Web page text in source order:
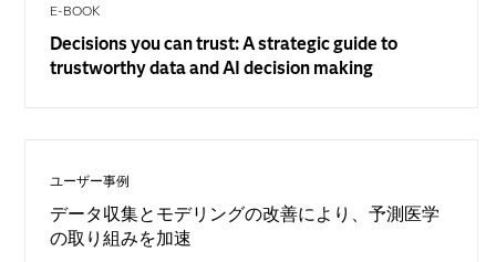
E-BOOK
Decisions you can trust: A strategic guide to
trustworthy data and AI decision making
ユーザー事例
データ収集とモデリングの改善により、予測医学
の取り組みを加速